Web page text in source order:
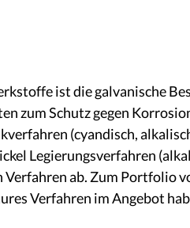
ist die galvanische
zum Schutz gegen
(cyandisch,
Legierungsverfahren
Verfahren ab. Zum Portfolio
Verfahren im Angebot